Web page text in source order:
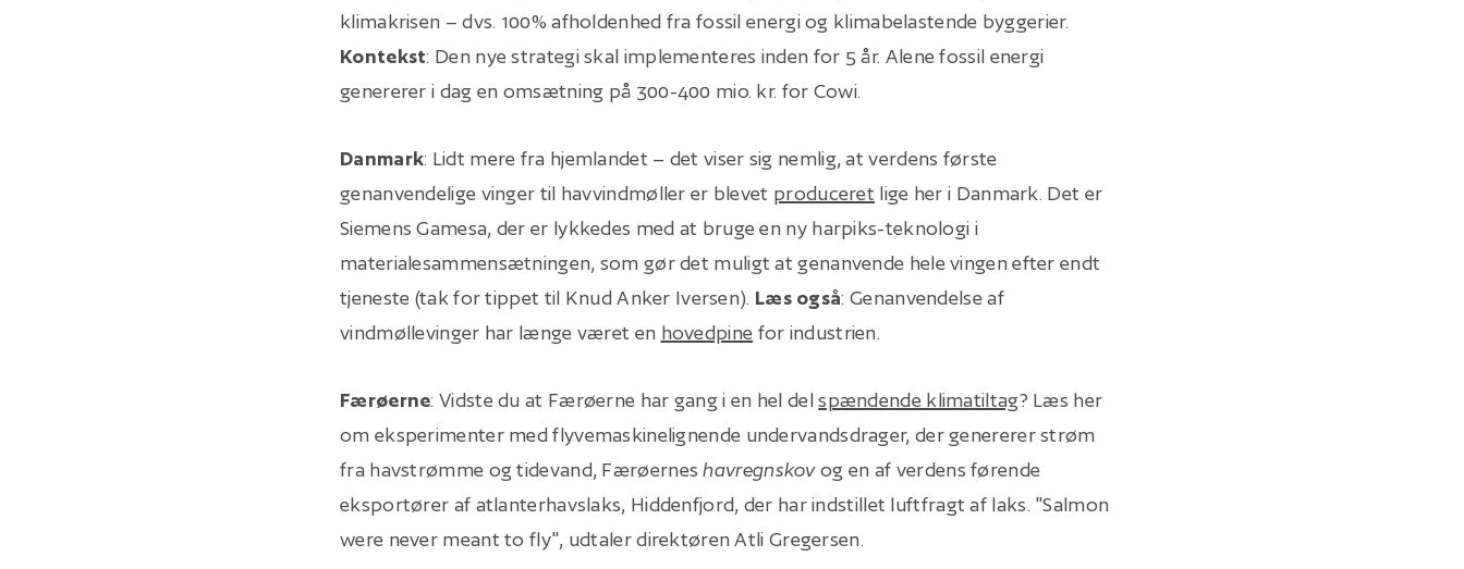
klimakrisen – dvs. 100% afholdenhed fra fossil energi og klimabelastende byggerier.
Kontekst: Den nye strategi skal implementeres inden for 5 år. Alene fossil energi
genererer i dag en omsætning på 300-400 mio. kr. for Cowi.
Danmark: Lidt mere fra hjemlandet – det viser sig nemlig, at verdens første
genanvendelige vinger til havvindmøller er blevet produceret lige her i Danmark. Det er
Siemens Gamesa, der er lykkedes med at bruge en ny harpiks-teknologi i
materialesammensætningen, som gør det muligt at genanvende hele vingen efter endt
tjeneste (tak for tippet til Knud Anker Iversen). Læs også: Genanvendelse af
vindmøllevinger har længe været en hovedpine for industrien.
Færøerne: Vidste du at Færøerne har gang i en hel delspændende klimatiltag? Læs her
om eksperimenter med flyvemaskinelignende undervandsdrager, der genererer strøm
fra havstrømme og tidevand, Færøerneshavregnskovog en af verdens førende
eksportører af atlanterhavslaks, Hiddenfjord, der har indstillet luftfragt af laks. "Salmon
were never meant to fly", udtaler direktøren Atli Gregersen.